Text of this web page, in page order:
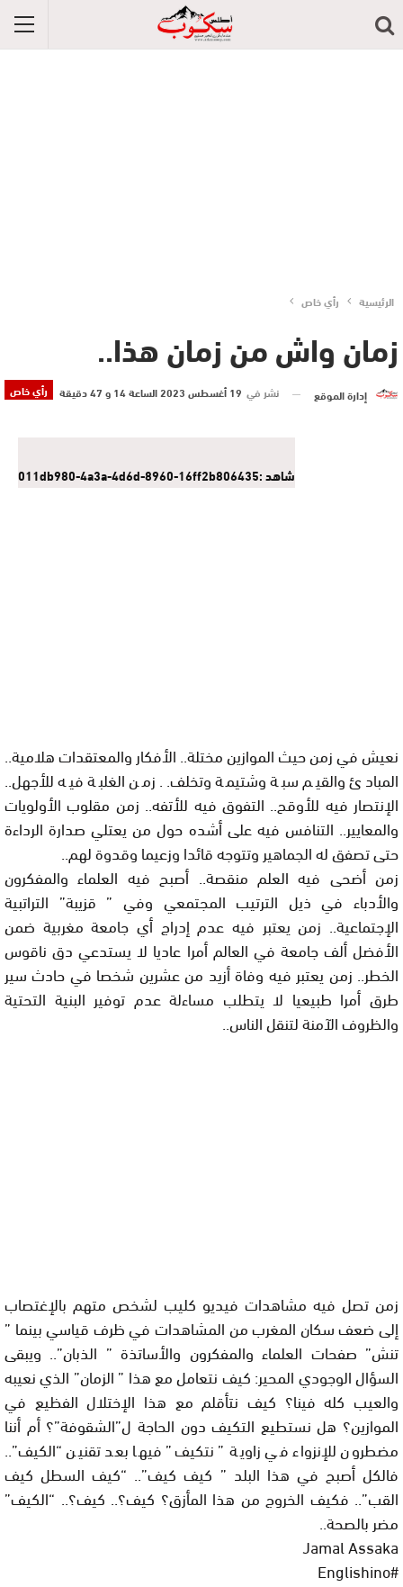
الرئيسية رأي خاص
زمان واش من زمان هذا..
رأي خاص إدارة الموقع نشر في 19 أغسطس 2023 الساعة 14 و 47 دقيقة
شاهد :011db980-4a3a-4d6d-8960-16ff2b806435
نعيش في زمن حيث الموازين مختلة.. الأفكار والمعتقدات هلامية..
المبادئ والقيم سبة وشتيمة وتخلف.. زمن الغلبة فيه للأجهل..
الإنتصار فيه للأوقح.. التفوق فيه للأتفه.. زمن مقلوب الأولويات
والمعايير.. التنافس فيه على أشده حول من يعتلي صدارة الرداءة
حتى تصفق له الجماهير وتتوجه قائدا وزعيما وقدوة لهم..
زمن أضحى فيه العلم منقصة.. أصبح فيه العلماء والمفكرون
والأدباء في ذيل الترتيب المجتمعي وفي ” قزيبة” التراتبية
الإجتماعية.. زمن يعتبر فيه عدم إدراج أي جامعة مغربية ضمن
الأفضل ألف جامعة في العالم أمرا عاديا لا يستدعي دق ناقوس
الخطر.. زمن يعتبر فيه وفاة أزيد من عشرين شخصا في حادث سير
طرق أمرا طبيعيا لا يتطلب مساءلة عدم توفير البنية التحتية
والظروف الآمنة لتنقل الناس..
زمن تصل فيه مشاهدات فيديو كليب لشخص متهم بالإغتصاب
إلى ضعف سكان المغرب من المشاهدات في ظرف قياسي بينما ”
تنش” صفحات العلماء والمفكرون والأساتذة ” الذبان”.. ويبقى
السؤال الوجودي المحير: كيف نتعامل مع هذا ” الزمان” الذي نعيبه
والعيب كله فينا؟ كيف نتأقلم مع هذا الإختلال الفظيع في
الموازين؟ هل نستطيع التكيف دون الحاجة ل”الشقوفة”؟ أم أننا
مضطرون للإنزواء في زاوية ” نتكيف” فيها بعد تقنين “الكيف”..
فالكل أصبح في هذا البلد ” كيف كيف”.. “كيف السطل كيف
القب”.. فكيف الخروج من هذا المأزق؟ كيف؟.. كيف؟.. “الكيف”
مضر بالصحة..
Jamal Assaka
#Englishino